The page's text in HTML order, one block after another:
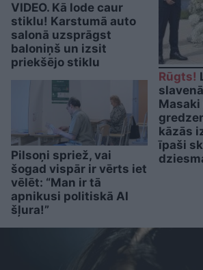
VIDEO. Kā lode caur
stiklu! Karstumā auto
salonā uzsprāgst
baloniņš un izsit
priekšējo stiklu
Pilsoņi spriež, vai
šogad vispār ir vērts iet
vēlēt: “Man ir tā
apnikusi politiskā AI
šļura!”
Rūgts!
kāzās
īpaši